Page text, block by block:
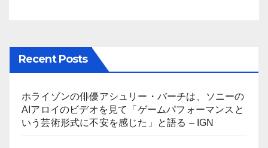
Recent Posts
ホライゾンの俳優アシュリー・バーチは、ソニーの
AIアロイのビデオを見て「ゲームパフォーマンスと
いう芸術形式に不安を感じた」と語る – IGN